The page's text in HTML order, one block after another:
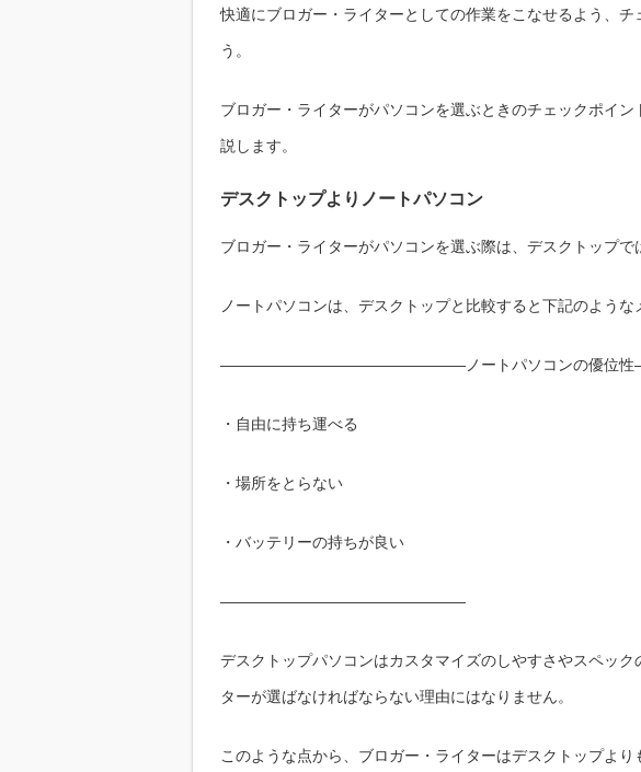
快適にブロガー・ライターとしての作業をこなせるよう、
う。
ブロガー・ライターがパソコンを選ぶときのチェックポイ
説します。
デスクトップよりノートパソコン
ブロガー・ライターがパソコンを選ぶ際は、デスクトップで
ノートパソコンは、デスクトップと比較すると下記のような
――――――――――――――――ノートパソコンの優
・自由に持ち運べる
・場所をとらない
・バッテリーの持ちが良い
――――――――――――――――
デスクトップパソコンはカスタマイズのしやすさやスペッ
ターが選ばなければならない理由にはなりません。
このような点から、ブロガー・ライターはデスクトップよ